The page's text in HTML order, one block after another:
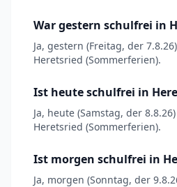
War gestern schulfrei in
Ja, gestern (Freitag, der
Heretsried (Sommerferien).
Ist heute schulfrei in
Ja, heute (Samstag, der
Heretsried (Sommerferien).
Ist morgen schulfrei in
Ja, morgen (Sonntag, der